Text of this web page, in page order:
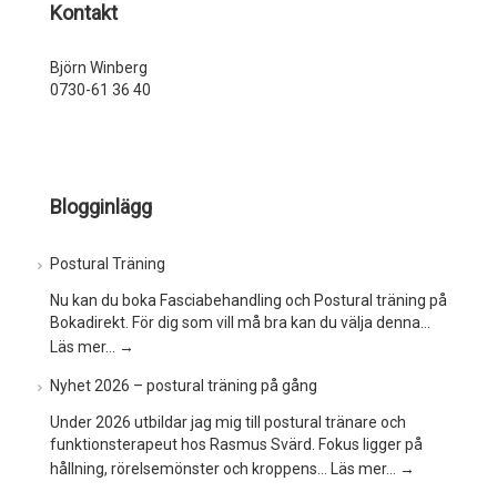
Kontakt
Björn Winberg
0730-61 36 40
Blogginlägg
Postural Träning
Nu kan du boka Fasciabehandling och Postural träning på
Bokadirekt. För dig som vill må bra kan du välja denna…
Läs mer… →
Nyhet 2026 – postural träning på gång
Under 2026 utbildar jag mig till postural tränare och
funktionsterapeut hos Rasmus Svärd. Fokus ligger på
hållning, rörelsemönster och kroppens… Läs mer… →